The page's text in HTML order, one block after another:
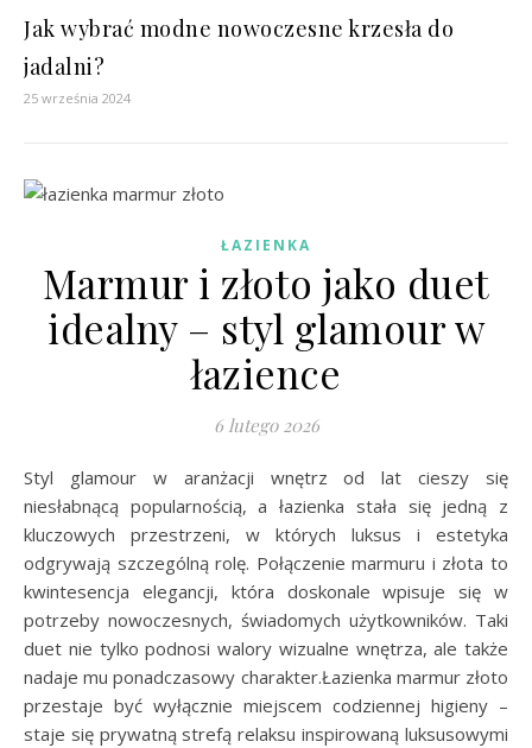
Jak wybrać modne nowoczesne krzesła do
jadalni?
25 września 2024
ŁAZIENKA
Marmur i złoto jako duet
idealny – styl glamour w
łazience
6 lutego 2026
Styl glamour w aranżacji wnętrz od lat cieszy się
niesłabnącą popularnością, a łazienka stała się jedną z
kluczowych przestrzeni, w których luksus i estetyka
odgrywają szczególną rolę. Połączenie marmuru i złota to
kwintesencja elegancji, która doskonale wpisuje się w
potrzeby nowoczesnych, świadomych użytkowników. Taki
duet nie tylko podnosi walory wizualne wnętrza, ale także
nadaje mu ponadczasowy charakter.Łazienka marmur złoto
przestaje być wyłącznie miejscem codziennej higieny –
staje się prywatną strefą relaksu inspirowaną luksusowymi